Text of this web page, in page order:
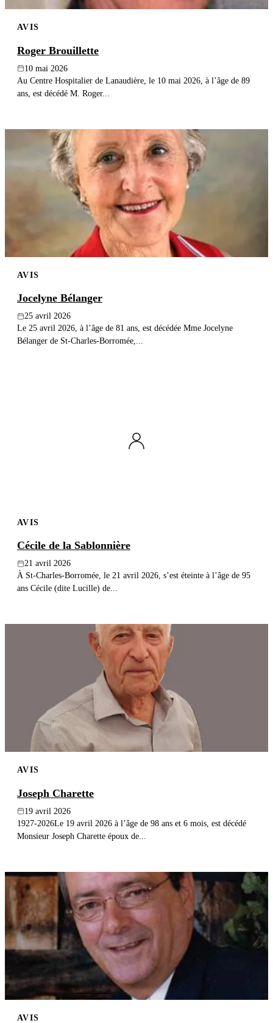
AVIS
Roger Brouillette
10 mai 2026
Au Centre Hospitalier de Lanaudière, le 10 mai 2026, à l’âge de 89
ans, est décédé M. Roger...
AVIS
Jocelyne Bélanger
25 avril 2026
Le 25 avril 2026, à l’âge de 81 ans, est décédée Mme Jocelyne
Bélanger de St-Charles-Borromée,...
AVIS
Cécile de la Sablonnière
21 avril 2026
À St-Charles-Borromée, le 21 avril 2026, s’est éteinte à l’âge de 95
ans Cécile (dite Lucille) de...
AVIS
Joseph Charette
19 avril 2026
1927-2026Le 19 avril 2026 à l’âge de 98 ans et 6 mois, est décédé
Monsieur Joseph Charette époux de...
AVIS